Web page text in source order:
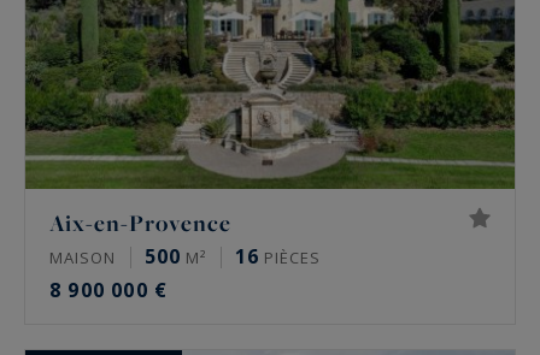
Aix-en-Provence
MAISON 500 M² 16 PIÈCES
8 900 000 €